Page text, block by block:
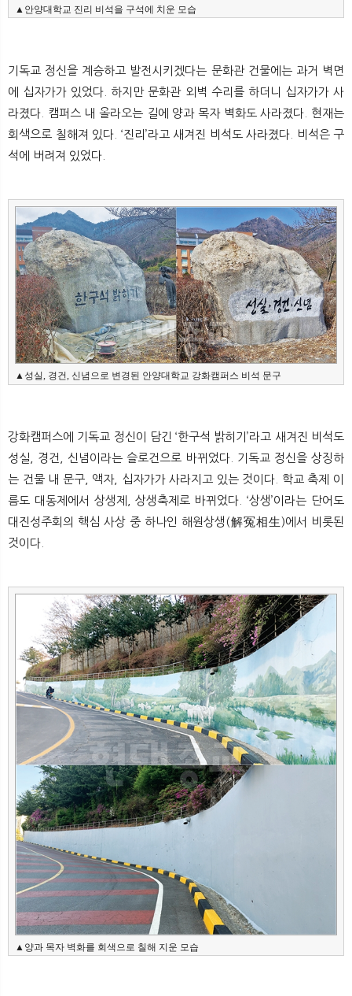
▲안양대학교 진리 비석을 구석에 치운 모습
기독교 정신을 계승하고 발전시키겠다는 문화관 건물에는 과거 벽면
에 십자가가 있었다. 하지만 문화관 외벽 수리를 하더니 십자가가 사
라졌다. 캠퍼스 내 올라오는 길에 양과 목자 벽화도 사라졌다. 현재는
회색으로 칠해져 있다. ‘진리’라고 새겨진 비석도 사라졌다. 비석은 구
석에 버려져 있었다.
▲성실, 경건, 신념으로 변경된 안양대학교 강화캠퍼스 비석 문구
강화캠퍼스에 기독교 정신이 담긴 ‘한구석 밝히기’라고 새겨진 비석도
성실, 경건, 신념이라는 슬로건으로 바뀌었다. 기독교 정신을 상징하
는 건물 내 문구, 액자, 십자가가 사라지고 있는 것이다. 학교 축제 이
름도 대동제에서 상생제, 상생축제로 바뀌었다. ‘상생’이라는 단어도
대진성주회의 핵심 사상 중 하나인 해원상생(解冤相生)에서 비롯된
것이다.
▲양과 목자 벽화를 회색으로 칠해 지운 모습